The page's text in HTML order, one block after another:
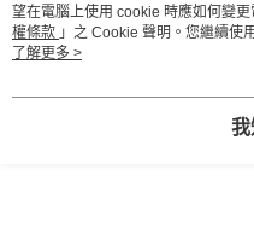
──馬哈老師｜親子理財
學習金錢觀的好幫手！
第六集《小兔子學動腦
望在電腦上使用 cookie 時應如何變
權條款 」之 Cookie 聲明。您繼續使
用條款之 Cookie 聲明使用 cookie。
了解更多 >
我